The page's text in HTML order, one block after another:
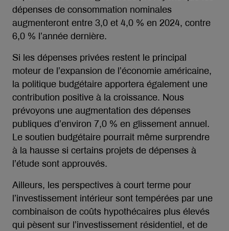
dépenses de consommation nominales
augmenteront entre 3,0 et 4,0 % en 2024, contre
6,0 % l’année dernière.
Si les dépenses privées restent le principal
moteur de l’expansion de l’économie américaine,
la politique budgétaire apportera également une
contribution positive à la croissance. Nous
prévoyons une augmentation des dépenses
publiques d’environ 7,0 % en glissement annuel.
Le soutien budgétaire pourrait même surprendre
à la hausse si certains projets de dépenses à
l’étude sont approuvés.
Ailleurs, les perspectives à court terme pour
l’investissement intérieur sont tempérées par une
combinaison de coûts hypothécaires plus élevés
qui pèsent sur l’investissement résidentiel, et de